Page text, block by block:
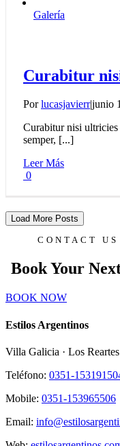
Galería
Curabitur
Porlucasjavierr|junio
Curabitur nisi
semper, [...]
Leer Más
0
Load More Posts
CONTACT
Book Your
BOOK NOW
Estilos Argentinos
Villa Galicia · Los
Teléfono: 0351-
Mobile: 0351-153965506
Email: